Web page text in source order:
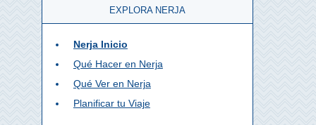
EXPLORA NERJA
Nerja Inicio
Qué Hacer en Nerja
Qué Ver en Nerja
Planificar tu Viaje